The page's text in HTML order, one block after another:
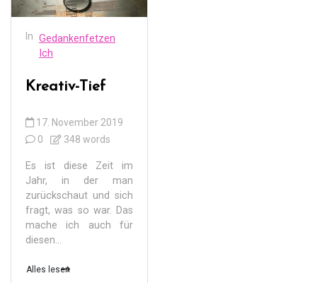
In Gedankenfetzen
Ich
Kreativ-Tief
17. November 2019
0
348 words
Es ist diese Zeit im
Jahr, in der man
zurückschaut und sich
fragt, was so war. Das
mache ich auch für
diesen...
Alles lesen